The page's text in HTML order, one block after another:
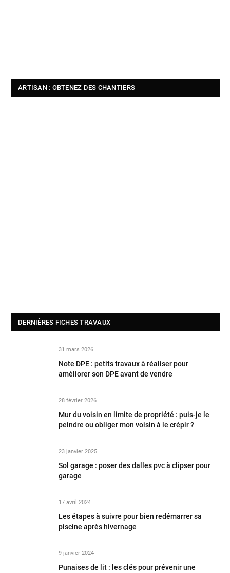
ARTISAN : OBTENEZ DES CHANTIERS
DERNIÈRES FICHES TRAVAUX
31 mars 2026
Note DPE : petits travaux à réaliser pour
améliorer son DPE avant de vendre
28 février 2026
Mur du voisin en limite de propriété : puis-je le
peindre ou obliger mon voisin à le crépir ?
23 janvier 2025
Sol garage : poser des dalles pvc à clipser pour
garage
17 avril 2024
Les étapes à suivre pour bien redémarrer sa
piscine après hivernage
9 janvier 2024
Punaises de lit : les clés pour prévenir une